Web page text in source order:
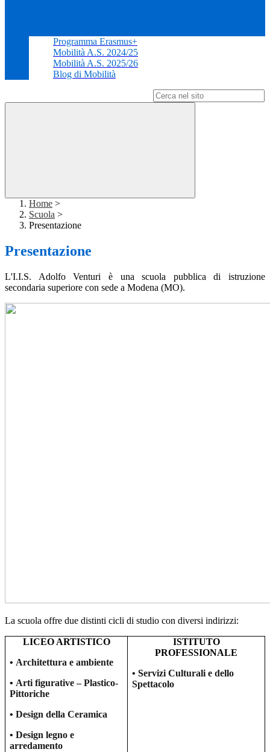
Programma Erasmus+
Mobilità A.S. 2024/25
Mobilità A.S. 2025/26
Blog di Mobilità
Home >
Scuola >
Presentazione
Presentazione
L'I.I.S. Adolfo Venturi è una scuola pubblica di istruzione
secondaria superiore con sede a Modena (MO).
La scuola offre due distinti cicli di studio con diversi indirizzi:
LICEO ARTISTICO
• Architettura e ambiente
• Arti figurative – Plastico-
Pittoriche
•Design della Ceramica
•Design legno e
arredamento
ISTITUTO
PROFESSIONALE
• Servizi Culturali e dello
Spettacolo